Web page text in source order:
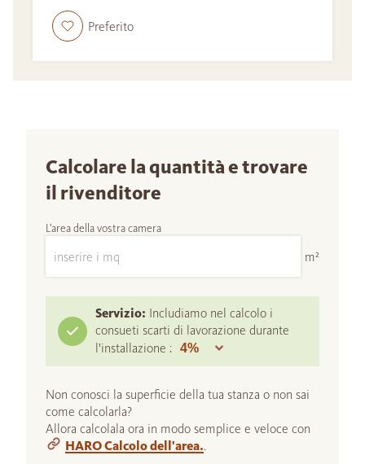
Preferito
Calcolare la quantità e trovare
il rivenditore
L'area della vostra camera
m²
Servizio: Includiamo nel calcolo i
consueti scarti di lavorazione durante
l'installazione :
Non conosci la superficie della tua stanza o non sai
come calcolarla?
Allora calcolala ora in modo semplice e veloce con
HARO Calcolo dell'area..